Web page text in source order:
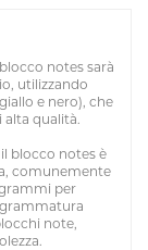
notes sarà
utilizzando
e nero), che
qualità.
blocco notes è
comunemente
per
note,